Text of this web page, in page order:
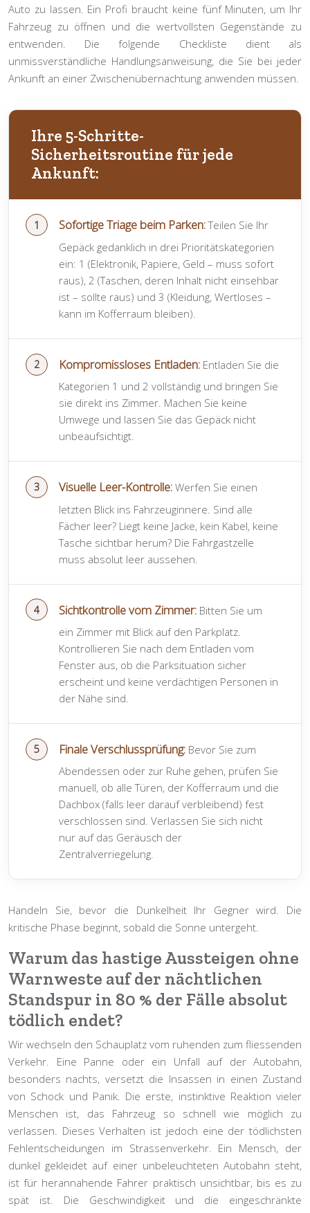
Auto zu lassen. Ein Profi braucht keine fünf Minuten, um Ihr
Fahrzeug zu öffnen und die wertvollsten Gegenstände zu
entwenden. Die folgende Checkliste dient als
unmissverständliche Handlungsanweisung, die Sie bei jeder
Ankunft an einer Zwischenübernachtung anwenden müssen.
Ihre 5-Schritte-
Sicherheitsroutine für jede
Ankunft:
Sofortige Triage beim Parken:Teilen Sie Ihr
Gepäck gedanklich in drei Prioritätskategorien
ein: 1 (Elektronik, Papiere, Geld – muss sofort
raus), 2 (Taschen, deren Inhalt nicht einsehbar
ist – sollte raus) und 3 (Kleidung, Wertloses –
kann im Kofferraum bleiben).
Kompromissloses Entladen: Entladen Sie die
Kategorien 1 und 2 vollständig und bringen Sie
sie direkt ins Zimmer. Machen Sie keine
Umwege und lassen Sie das Gepäck nicht
unbeaufsichtigt.
Visuelle Leer-Kontrolle: Werfen Sie einen
letzten Blick ins Fahrzeuginnere. Sind alle
Fächer leer? Liegt keine Jacke, kein Kabel, keine
Tasche sichtbar herum? Die Fahrgastzelle
muss absolut leer aussehen.
Sichtkontrolle vom Zimmer: Bitten Sie um
ein Zimmer mit Blick auf den Parkplatz.
Kontrollieren Sie nach dem Entladen vom
Fenster aus, ob die Parksituation sicher
erscheint und keine verdächtigen Personen in
der Nähe sind.
Finale Verschlussprüfung: Bevor Sie zum
Abendessen oder zur Ruhe gehen, prüfen Sie
manuell, ob alle Türen, der Kofferraum und die
Dachbox (falls leer darauf verbleibend) fest
verschlossen sind. Verlassen Sie sich nicht
nur auf das Geräusch der
Zentralverriegelung.
Handeln Sie, bevor die Dunkelheit Ihr Gegner wird. Die
kritische Phase beginnt, sobald die Sonne untergeht.
Warum das hastige Aussteigen ohne
Warnweste auf der nächtlichen
Standspur in 80 % der Fälle absolut
tödlich endet?
Wir wechseln den Schauplatz vom ruhenden zum fliessenden
Verkehr. Eine Panne oder ein Unfall auf der Autobahn,
besonders nachts, versetzt die Insassen in einen Zustand
von Schock und Panik. Die erste, instinktive Reaktion vieler
Menschen ist, das Fahrzeug so schnell wie möglich zu
verlassen. Dieses Verhalten ist jedoch eine der tödlichsten
Fehlentscheidungen im Strassenverkehr. Ein Mensch, der
dunkel gekleidet auf einer unbeleuchteten Autobahn steht,
ist für herannahende Fahrer praktisch unsichtbar, bis es zu
spät ist. Die Geschwindigkeit und die eingeschränkte